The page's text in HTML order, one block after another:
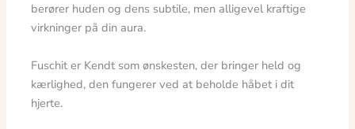
berører huden og dens subtile, men alligevel kraftige
virkninger på din aura.
Fuschit er Kendt som ønskesten, der bringer held og
kærlighed, den fungerer ved at beholde håbet i dit
hjerte.